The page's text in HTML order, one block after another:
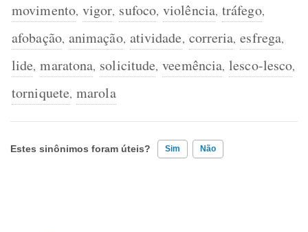
movimento, vigor, sufoco, violência, tráfego,
afobação, animação, atividade, correria, esfrega,
lide, maratona, solicitude, veemência, lesco-lesco,
torniquete, marola
Estes sinônimos foram úteis? Sim Não